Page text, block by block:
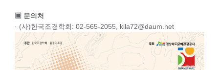
▣ 문의처
· (사)한국조경학회: 02-565-2055, kila72@daum.net